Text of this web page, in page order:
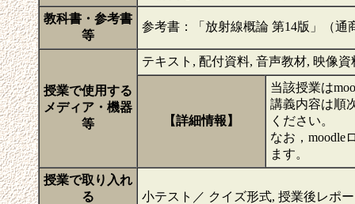
教科書・参考書
等
参考書：「放射線概論 第14版」（通
授業で使用する
メディア・機器
等
テキスト, 配付資料, 音声教材, 映像資
【詳細情報】
当該授業は
講義内容は順
ください。
なお，moodle
ます。
授業で取り入れ
る
小テスト／ クイズ形式, 授業後レポ